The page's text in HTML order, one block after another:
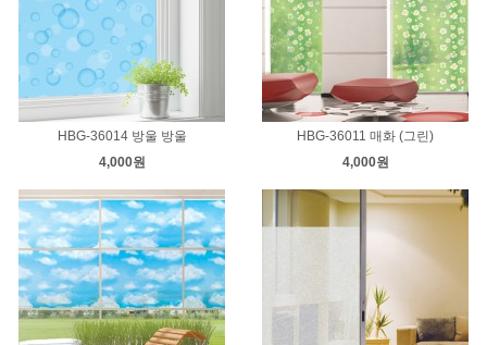
HBG-36014 방울 방울
4,000원
HBG-36011 매화 (그린)
4,000원